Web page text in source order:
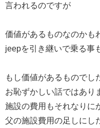
言われるのですが
価値があるものなのかも
jeepを引き継いで乗る事
もし価値があるものでし
お恥ずかしい話ではあり
施設の費用もそれなりに
父の施設費用の足しにし